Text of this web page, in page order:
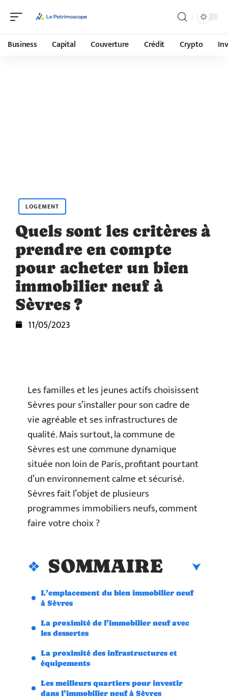
Business Capital Couverture Crédit Crypto
LOGEMENT
Quels sont les critères à
prendre en compte
pour acheter un bien
immobilier neuf à
Sèvres ?
11/05/2023
Les familles et les jeunes actifs choisissent
Sèvres pour s’installer pour son cadre de
vie agréable et ses infrastructures de
qualité. Mais surtout, la commune de
Sèvres est une commune dynamique
située non loin de Paris, profitant pourtant
d’un environnement calme et sécurisé.
Sèvres fait l’objet de plusieurs
programmes immobiliers neufs, comment
faire votre choix ?
SOMMAIRE
L’emplacement du bien immobilier neuf
à Sèvres
La proximité de l’immobilier neuf avec
les dessertes
La proximité des infrastructures et
équipements
Les meilleurs quartiers pour investir
dans l’immobilier neuf à Sèvres